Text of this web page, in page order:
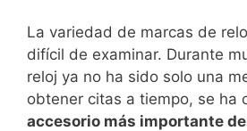
La variedad de marcas de
difícil de examinar. Durante
reloj ya no ha sido solo una
obtener citas a tiempo, se ha
accesorio más importante